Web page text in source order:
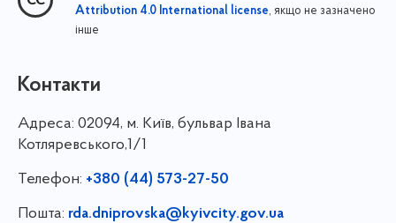
Attribution 4.0 International license, якщо не зазначено
інше
Контакти
Адреса: 02094, м. Київ, бульвар Івана
Котляревського,1/1
Телефон: +380 (44) 573-27-50
Пошта: rda.dniprovska@kyivcity.gov.ua